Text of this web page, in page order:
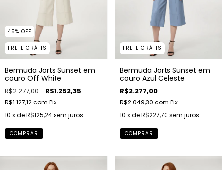
45% OFF
FRETE GRÁTIS
Bermuda Jorts Sunset em
couro Off White
R$2.277,00 R$1.252,35
R$1.127,12com Pix
10 x deR$125,24sem juros
COMPRAR
FRETE GRÁTIS
Bermuda Jorts Sunset em
couro Azul Celeste
R$2.277,00
R$2.049,30 com Pix
10 x deR$227,70 sem juros
COMPRAR